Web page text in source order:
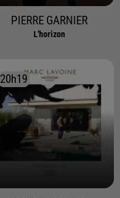
PIERRE GARNIER
L'horizon
20h19
20h19